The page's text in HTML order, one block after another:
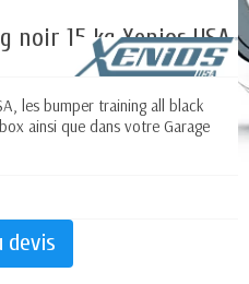
noir 15 kg Xenios USA
les bumper training all black
ainsi que dans votre Garage
devis